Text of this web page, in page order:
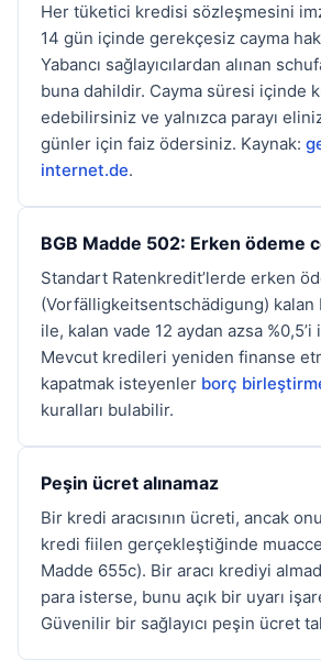
Her tüketici kredisi sözleşmesini
14 gün içinde gerekçesiz cayma
Yabancı sağlayıcılardan alınan
buna dahildir. Cayma süresi içinde
edebilirsiniz ve yalnızca parayı
günler için faiz ödersiniz. Kaynak:
internet.de.
BGB Madde 502: Erken ödeme
Standart Ratenkredit’lerde erken
(Vorfälligkeitsentschädigung) kalan
ile, kalan vade 12 aydan azsa %0,5’i
Mevcut kredileri yeniden finanse
kapatmak isteyenler borç
kuralları bulabilir.
Peşin ücret alınamaz
Bir kredi aracısının ücreti, ancak
kredi fiilen gerçekleştiğinde
Madde 655c). Bir aracı krediyi
para isterse, bunu açık bir uyarı
Güvenilir bir sağlayıcı peşin ücret